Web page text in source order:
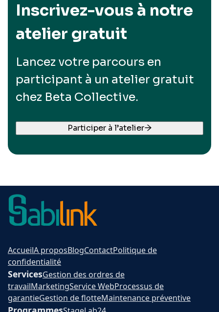
Inscrivez-vous à notre
atelier gratuit
Lancez votre parcours en
participant à un atelier gratuit
chez Beta Collective.
Participer à l’atelier
AccueilA proposBlogContactPolitique de
confidentialité
ServicesGestion des ordres de
travailMarketingService WebProcessus de
garantieGestion de flotteMaintenance préventive